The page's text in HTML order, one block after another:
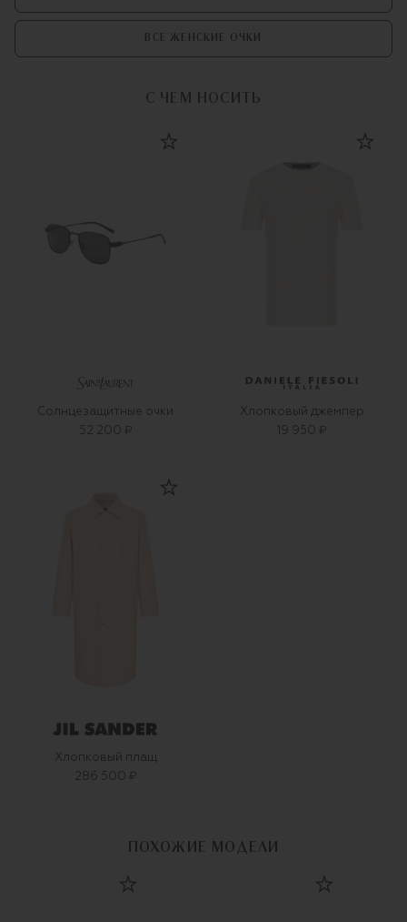
ВСЕ ЖЕНСКИЕ ОЧКИ
С ЧЕМ НОСИТЬ
Солнцезащитные очки
52 200 ₽
Хлопковый джемпер
19 950 ₽
Хлопковый плащ
286 500 ₽
ПОХОЖИЕ МОДЕЛИ